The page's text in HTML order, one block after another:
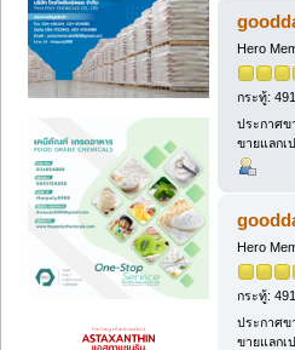
Hero
กระทู้:
ประกาศข
ขายแลกเ
Hero
กระทู้:
ประกาศข
ขายแลกเ